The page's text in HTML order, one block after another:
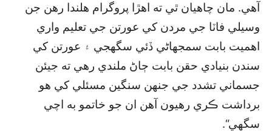
آهي. مان چاهيان ٿي ته اهڙا پروگرام هلندا رهن جن
وسيلي فاٽا جي مردن کي عورتن جي تعليم واري
اهميت بابت سمجهاڻي ڏئي سگھجي ۽ عورتن کي
سندن بنيادي حقن بابت ڄاڻ ملندي رهي ته جيئن
جسماني تشدد جي جنهن سنگين مسئلي کي هو
برداشت ڪري رهيون آهن ان جو خاتمو به اچي
سگھي“.